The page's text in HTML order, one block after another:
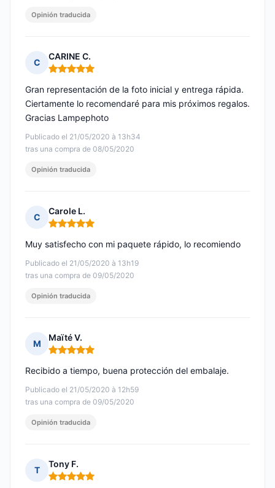
Opinión traducida
C
CARINE C.
Nota: 5 de 5
Publicado el 21/05/2020 à 13h34
tras una compra de 08/05/2020
Gran representación de la foto inicial y entrega rápida.
Ciertamente lo recomendaré para mis próximos regalos.
Gracias Lampephoto
Opinión traducida
C
Carole L.
Nota: 5 de 5
Publicado el 21/05/2020 à 13h19
tras una compra de 09/05/2020
Muy satisfecho con mi paquete rápido, lo recomiendo
Opinión traducida
M
Maïté V.
Nota: 5 de 5
Publicado el 21/05/2020 à 12h59
tras una compra de 09/05/2020
Recibido a tiempo, buena protección del embalaje.
Opinión traducida
T
Tony F.
Nota: 5 de 5